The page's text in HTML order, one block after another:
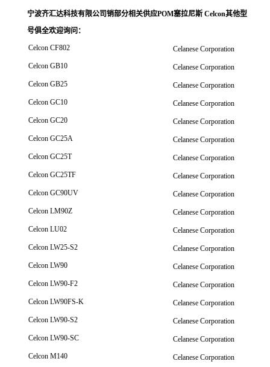
宁波齐汇达科技有限公司销部分相关供应POM塞拉尼斯 Celcon其他型
号俱全欢迎询问 ：
Celcon CF802
Celanese Corporation
Celcon GB10
Celanese Corporation
Celcon GB25
Celanese Corporation
Celcon GC10
Celanese Corporation
Celcon GC20
Celanese Corporation
Celcon GC25A
Celanese Corporation
Celcon GC25T
Celanese Corporation
Celcon GC25TF
Celanese Corporation
Celcon GC90UV
Celanese Corporation
Celcon LM90Z
Celanese Corporation
Celcon LU02
Celanese Corporation
Celcon LW25-S2
Celanese Corporation
Celcon LW90
Celanese Corporation
Celcon LW90-F2
Celanese Corporation
Celcon LW90FS-K
Celanese Corporation
Celcon LW90-S2
Celanese Corporation
Celcon LW90-SC
Celanese Corporation
Celcon M140
Celanese Corporation